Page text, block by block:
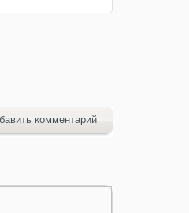
комментарий